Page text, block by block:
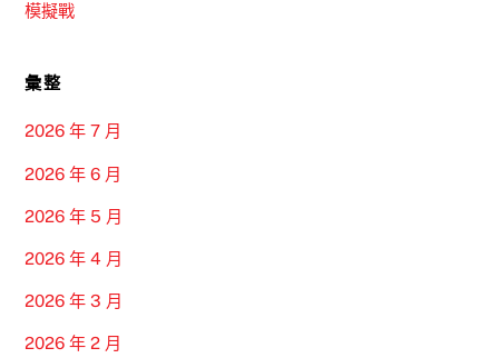
模擬戰
彙整
2026 年 7 月
2026 年 6 月
2026 年 5 月
2026 年 4 月
2026 年 3 月
2026 年 2 月